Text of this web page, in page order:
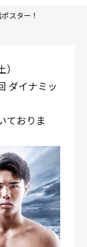
嶋ビル1F
〜19:00
ー募集
スター！
ダイナミッ
ておりま